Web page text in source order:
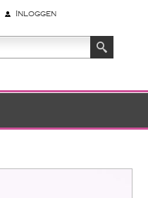
Inloggen